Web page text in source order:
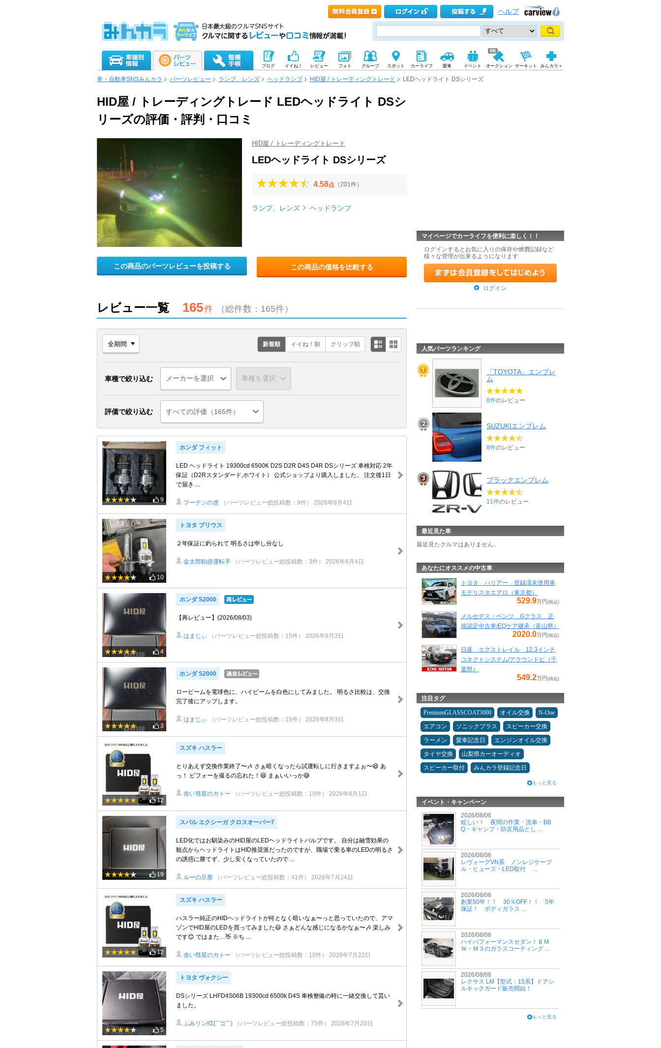
ヘルプ
ブログ イイね！ レビュー フォト グループ スポット カーライフ 愛車 イベント オークション サーキット みんカラ＋
車・自動車SNSみんカラ パーツレビュー ランプ、レンズ ヘッドランプ HID屋 / トレーディングトレード LEDヘッドライト DSシリーズ
HID屋 / トレーディングトレード LEDヘッドライト DSシ
リーズの評価・評判・口コミ
HID屋 / トレーディングトレード
LEDヘッドライト DSシリーズ
4.58点 （201件）
ランプ、レンズ ヘッドランプ
この商品のパーツレビューを投稿する この商品の価格を比較する
レビュー一覧 165件 （総件数：165件）
新着順 イイね！順 クリップ順
車種で絞り込む
評価で絞り込む すべての評価（165件）
9
ホンダ フィット
LED ヘッドライト 19300cd 6500K D2S D2R D4S D4R DSシリーズ 車検対応 2年
保証（D2Rスタンダード,ホワイト） 公式ショップより購入しました。 注文後1日
で届き ...
フーテンの虎 （パーツレビュー総投稿数：9件） 2026年8月4日
10
トヨタ プリウス
２年保証に釣られて 明るさは申し分なし
金太郎飴@運転手 （パーツレビュー総投稿数：3件） 2026年8月4日
4
ホンダ S2000
【再レビュー】(2026/08/03)
はまじぃ （パーツレビュー総投稿数：15件） 2026年8月3日
3
ホンダ S2000
ロービームを電球色に、ハイビームを白色にしてみました。 明るさ比較は、交換
完了後にアップします。
はまじぃ （パーツレビュー総投稿数：15件） 2026年8月3日
12
スズキ ハスラー
とりあえず交換作業終了〜🎶 さぁ暗くなったら試運転しに行きますよぉ〜😄 あ
っ！ ビフォーを撮るの忘れた！😆 まぁいいっか😅
赤い彗星のカトー （パーツレビュー総投稿数：10件） 2026年8月1日
19
スバル エクシーガ クロスオーバー7
LED化ではお馴染みのHID屋のLEDヘッドライトバルブです。 自分は融雪効果の
観点からヘッドライトはHID推奨派だったのですが、職場で乗る車のLEDの明るさ
の誘惑に勝てず、少し安くなっていたので ...
ルーの旦那 （パーツレビュー総投稿数：41件） 2026年7月24日
12
スズキ ハスラー
ハスラー純正のHIDヘッドライトが何となく暗いなぁ〜っと思っていたので、アマ
ゾンでHID屋のLEDを買ってみました😃 さぁどんな感じになるかなぁ〜🎶 楽しみ
です😊 ではまた…👋 ※ち ...
赤い彗星のカトー （パーツレビュー総投稿数：10件） 2026年7月22日
5
トヨタ ヴォクシー
DSシリーズ LHFD4S06B 19300cd 6500k D4S 車検整備の時に一緒交換して貰い
ました。
ふみリン!!Σ(￣□￣) （パーツレビュー総投稿数：75件） 2026年7月20日
マイページでカーライフを便利に楽しく！！
ログインするとお気に入りの保存や燃費記録など
様々な管理が出来るようになります
ログイン
人気パーツランキング
「TOYOTA」エンブレ
ム
8件のレビュー
SUZUKIエンブレム
8件のレビュー
ブラックエンブレム
11件のレビュー
最近見た車
最近見たクルマはありません。
あなたにオススメの中古車
トヨタ ハリアー 登録済未使用車
モデリスタエアロ（東京都）
529.9万円(税込)
メルセデス・ベンツ Gクラス 正
規認定中古車/EQケア継承（富山県）
2020.0万円(税込)
日産 エクストレイル 12.3インチ
コネクトシステム/アラウンドビ（千
葉県）
549.2万円(税込)
注目タグ
PremiumGLASSCOAT3000 オイル交換
N-One
エアコン
ソニックプラス
スピーカー交換
ラーメン
愛車記念日
エンジンオイル交換
タイヤ交換
山梨県カーオーディオ
スピーカー取付
みんカラ登録記念日
もっと見る
イベント・キャンペーン
2026/08/06
眩しい！ 夜間の作業・洗車・BB
Q・キャンプ・防災用品とし ...
2026/08/06
レヴォーグVN系 ノンレジケーブ
ル・ヒューズ・LED取付 ...
2026/08/06
創業50年！！ 30％OFF！！ 5年
保証！ ボディガラス ...
2026/08/06
ハイパフォーマンスセダン！ＢＭ
Ｗ・Ｍ３のガラスコーティング ...
2026/08/06
レクサス LM【型式：15系】ドアシ
ルキックガード販売開始！
もっと見る